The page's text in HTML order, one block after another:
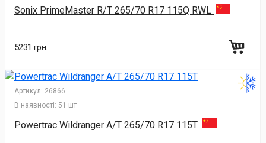
Sonix PrimeMaster R/T 265/70 R17 115Q RWL
5231 грн.
Артикул: 26866
В наявності: 51 шт
Powertrac Wildranger A/T 265/70 R17 115T